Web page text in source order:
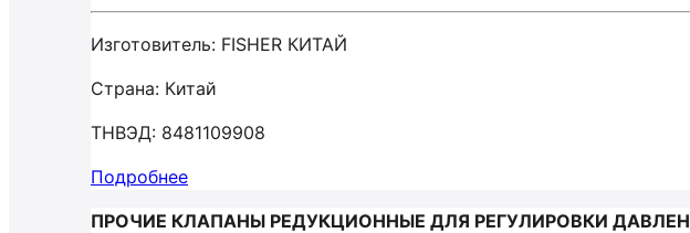
Изготовитель: FISHER КИТАЙ
Страна: Китай
ТНВЭД: 8481109908
Подробнее
ПРОЧИЕ КЛАПАНЫ РЕДУКЦИОННЫЕ ДЛЯ РЕГУЛИРОВКИ